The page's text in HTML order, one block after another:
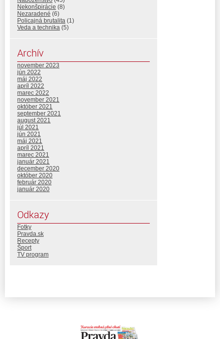
Nekonšpirácie (8)
Nezaradené (6)
Policajná brutalita (1)
Veda a technika (5)
Archív
november 2023
jún 2022
máj 2022
apríl 2022
marec 2022
november 2021
október 2021
september 2021
august 2021
júl 2021
jún 2021
máj 2021
apríl 2021
marec 2021
január 2021
december 2020
október 2020
február 2020
január 2020
Odkazy
Fotky
Pravda.sk
Recepty
Šport
TV program